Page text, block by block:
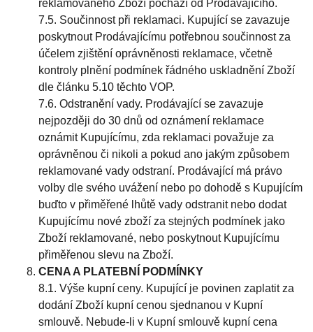
reklamovaného Zboží pochází od Prodávajícího.
7.5. Součinnost při reklamaci. Kupující se zavazuje
poskytnout Prodávajícímu potřebnou součinnost za
účelem zjištění oprávněnosti reklamace, včetně
kontroly plnění podmínek řádného uskladnění Zboží
dle článku 5.10 těchto VOP.
7.6. Odstranění vady. Prodávající se zavazuje
nejpozději do 30 dnů od oznámení reklamace
oznámit Kupujícímu, zda reklamaci považuje za
oprávněnou či nikoli a pokud ano jakým způsobem
reklamované vady odstraní. Prodávající má právo
volby dle svého uvážení nebo po dohodě s Kupujícím
buďto v přiměřené lhůtě vady odstranit nebo dodat
Kupujícímu nové zboží za stejných podmínek jako
Zboží reklamované, nebo poskytnout Kupujícímu
přiměřenou slevu na Zboží.
CENA A PLATEBNÍ PODMÍNKY
8.1. Výše kupní ceny. Kupující je povinen zaplatit za
dodání Zboží kupní cenou sjednanou v Kupní
smlouvě. Nebude-li v Kupní smlouvě kupní cena